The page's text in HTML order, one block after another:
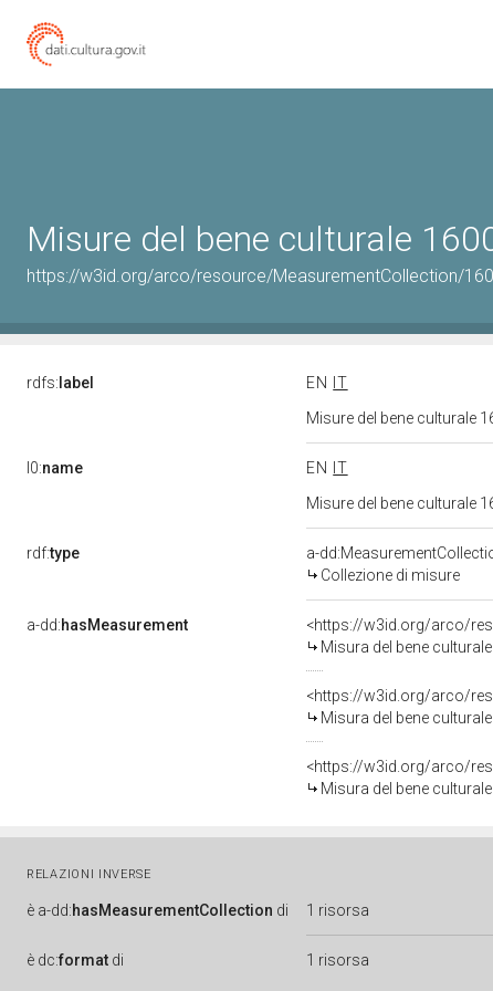
Misure del bene culturale
https://w3id.org/arco/resource/MeasurementCollection/
rdfs: label EN
IT
Misure del bene culturale
l0:name EN
IT
Misure del bene culturale
rdf:type
a-
Collezione di misure
a-dd:hasMeasurement
<https://w3id.org/arco/
Misura del bene
<https://w3id.org/arco/
Misura del bene
<https://w3id.org/arco/
Misura del bene
RELAZIONI INVERSE
è a-dd:hasMeasurementCollection di 1 risorsa
è dc:format di 1 risorsa